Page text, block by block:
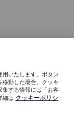
用いたします。ボタン
移動した場合、クッキ
集する情報には「お客
細は クッキーポリシ